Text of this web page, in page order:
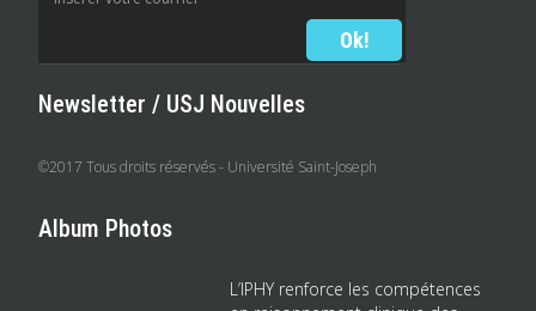
Newsletter / USJ Nouvelles
©2017 Tous droits réservés - Université Saint-Joseph
Album Photos
L’IPHY renforce les compétences